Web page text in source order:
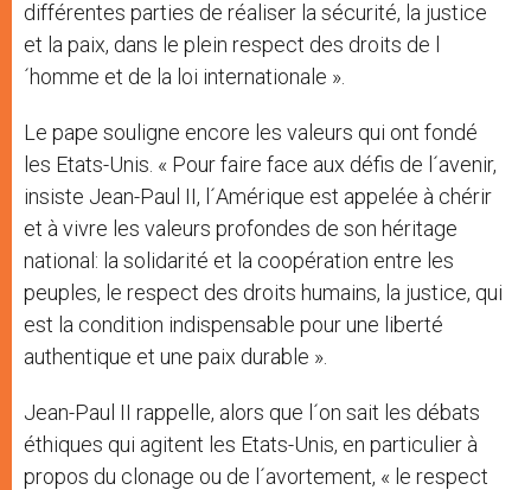
différentes parties de réaliser la sécurité, la justice
et la paix, dans le plein respect des droits de l
´homme et de la loi internationale ».
Le pape souligne encore les valeurs qui ont fondé
les Etats-Unis. « Pour faire face aux défis de l´avenir,
insiste Jean-Paul II, l´Amérique est appelée à chérir
et à vivre les valeurs profondes de son héritage
national: la solidarité et la coopération entre les
peuples, le respect des droits humains, la justice, qui
est la condition indispensable pour une liberté
authentique et une paix durable ».
Jean-Paul II rappelle, alors que l´on sait les débats
éthiques qui agitent les Etats-Unis, en particulier à
propos du clonage ou de l´avortement, « le respect